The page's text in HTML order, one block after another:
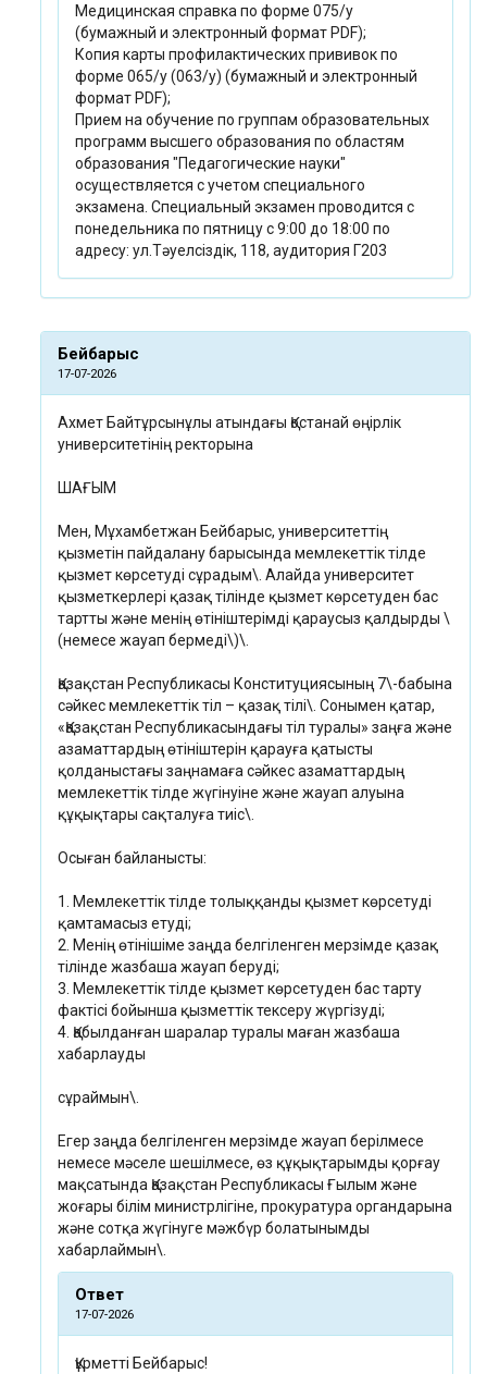
Медицинская справка по форме 075/у
(бумажный и электронный формат PDF);
Копия карты профилактических прививок по
форме 065/у (063/у) (бумажный и электронный
формат PDF);
Прием на обучение по группам образовательных
программ высшего образования по областям
образования "Педагогические науки"
осуществляется с учетом специального
экзамена. Специальный экзамен проводится с
понедельника по пятницу с 9:00 до 18:00 по
адресу: ул.Тәуелсіздік, 118, аудитория Г203
Бейбарыс
17-07-2026
Ахмет Байтұрсынұлы атындағы Қостанай өңірлік
университетінің ректорына
ШАҒЫМ
Мен, Мұхамбетжан Бейбарыс, университеттің
қызметін пайдалану барысында мемлекеттік тілде
қызмет көрсетуді сұрадым\. Алайда университет
қызметкерлері қазақ тілінде қызмет көрсетуден бас
тартты және менің өтініштерімді қараусыз қалдырды \
(немесе жауап бермеді\)\.
Қазақстан Республикасы Конституциясының 7\-бабына
сәйкес мемлекеттік тіл – қазақ тілі\. Сонымен қатар,
«Қазақстан Республикасындағы тіл туралы» заңға және
азаматтардың өтініштерін қарауға қатысты
қолданыстағы заңнамаға сәйкес азаматтардың
мемлекеттік тілде жүгінуіне және жауап алуына
құқықтары сақталуға тиіс\.
Осыған байланысты:
1. Мемлекеттік тілде толыққанды қызмет көрсетуді
қамтамасыз етуді;
2. Менің өтінішіме заңда белгіленген мерзімде қазақ
тілінде жазбаша жауап беруді;
3. Мемлекеттік тілде қызмет көрсетуден бас тарту
фактісі бойынша қызметтік тексеру жүргізуді;
4. Қабылданған шаралар туралы маған жазбаша
хабарлауды
сұраймын\.
Егер заңда белгіленген мерзімде жауап берілмесе
немесе мәселе шешілмесе, өз құқықтарымды қорғау
мақсатында Қазақстан Республикасы Ғылым және
жоғары білім министрлігіне, прокуратура органдарына
және сотқа жүгінуге мәжбүр болатынымды
хабарлаймын\.
Ответ
17-07-2026
Құрметті Бейбарыс!